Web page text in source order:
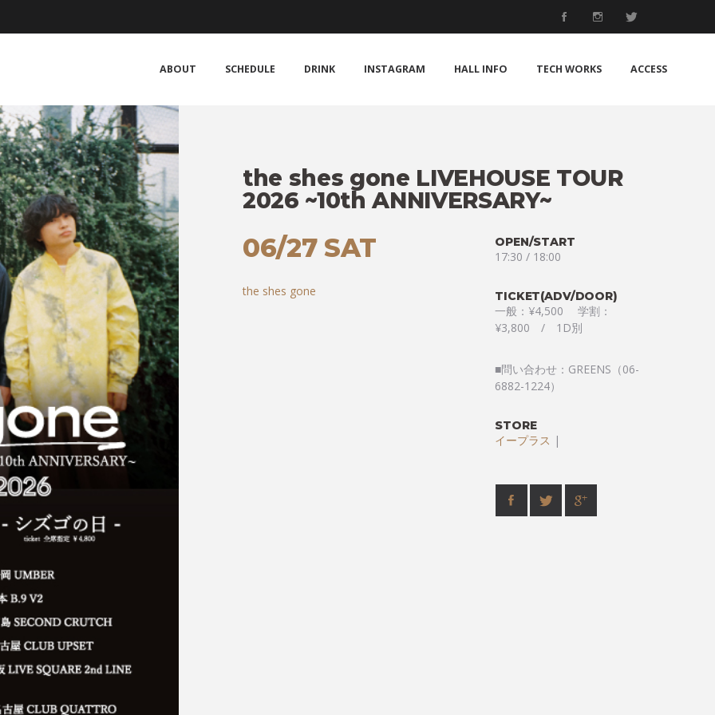
ABOUT SCHEDULE DRINK INSTAGRAM HALL INFO TECH WORKS ACCESS
the shes gone LIVEHOUSE TOUR
2026 ~10th ANNIVERSARY~
06/27 SAT
the shes gone
OPEN/START
17:30 / 18:00
TICKET(ADV/DOOR)
一般：¥4,500 学割：
¥3,800 / 1D別
■問い合わせ：GREENS（06-
6882-1224）
STORE
イープラス |